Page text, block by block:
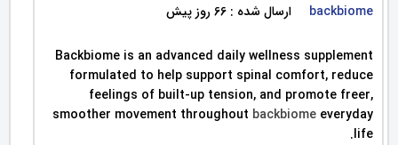
backbiome ارسال شده : 66 روز پیش
Backbiome is an advanced daily wellness supplement
formulated to help support spinal comfort, reduce
feelings of built-up tension, and promote freer,
smoother movement throughout backbiome everyday
life.